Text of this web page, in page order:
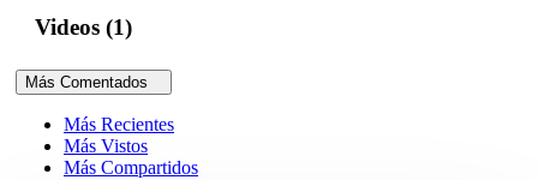
Videos (1)
Más Comentados
Más Recientes
Más Vistos
Más Compartidos